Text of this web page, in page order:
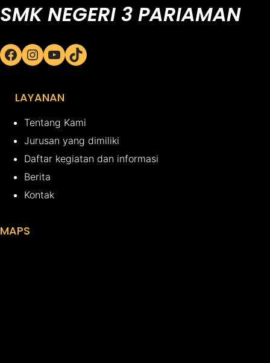
SMK NEGERI 3 PARIAMAN
Facebook Instagram YouTube TikTok
LAYANAN
Tentang Kami
Jurusan yang dimiliki
Daftar kegiatan dan informasi
Berita
Kontak
MAPS